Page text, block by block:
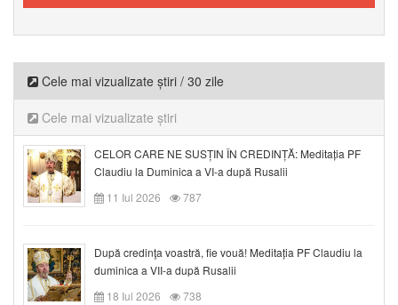
Cele mai vizualizate știri / 30 zile
Cele mai vizualizate știri
CELOR CARE NE SUSȚIN ÎN CREDINȚĂ: Meditația PF
Claudiu la Duminica a VI-a după Rusalii
11 Iul 2026
787
După credinţa voastră, fie vouă! Meditația PF Claudiu la
duminica a VII-a după Rusalii
18 Iul 2026
738